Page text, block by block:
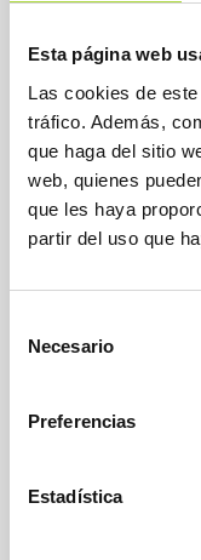
Esta página web
Las cookies de
tráfico. Además,
que haga del sitio
web, quienes
que les haya
partir del uso que
Necesario
Preferencias
Estadística
BioSim
28027 Madrid